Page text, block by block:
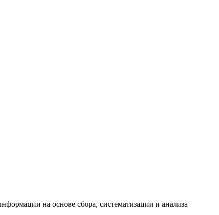
на основе сбора, систематизации и анализа